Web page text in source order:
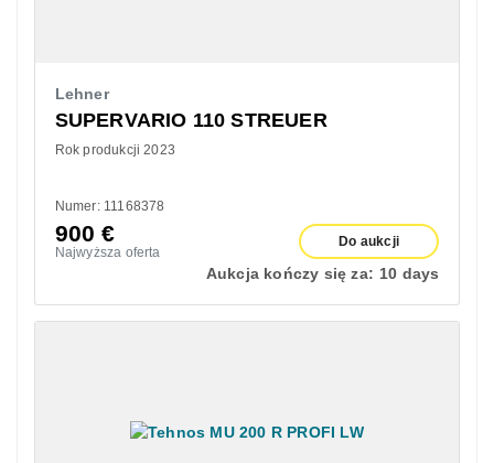
Lehner
SUPERVARIO 110 STREUER
Rok produkcji 2023
Numer: 11168378
900€
Najwyższa oferta
Do aukcji
Aukcja kończy się za: 10 days